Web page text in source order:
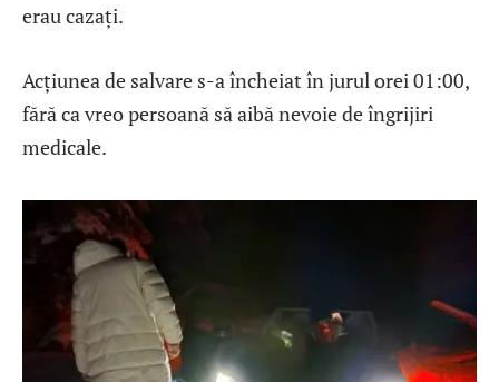
erau cazați.
Acțiunea de salvare s-a încheiat în jurul orei 01:00,
fără ca vreo persoană să aibă nevoie de îngrijiri
medicale.